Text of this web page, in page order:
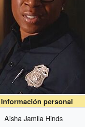
Información personal
Aisha Jamila Hinds